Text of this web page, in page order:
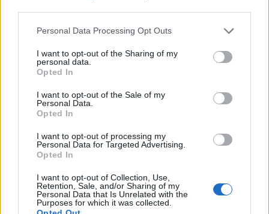
Personal Data Processing Opt Outs
I want to opt-out of the Sharing of my
personal data.
Opted In
I want to opt-out of the Sale of my
Personal Data.
Opted In
I want to opt-out of processing my
Personal Data for Targeted Advertising.
Opted In
I want to opt-out of Collection, Use,
Retention, Sale, and/or Sharing of my
Personal Data that Is Unrelated with the
Purposes for which it was collected.
ΡΟΗ ΕΙΔΗΣΕΩΝ
Άρειος Πάγος- Ε. Μπακέλας: Δεν ανασύρεται από το
αρχείο η υπόθεση των υποκλοπών
Σαουδική Αραβία, Τουρκία και Πακιστάν
υπογράφουν κοινή αμυντική συμφωνία
07/08/2026 - 13:47 ΚΟΣΜΟΣ
Αναστολή λειτουργίας του αιολικού πάρκου στη
Βοιωτία- Προφυλακίστηκαν οι τρεις